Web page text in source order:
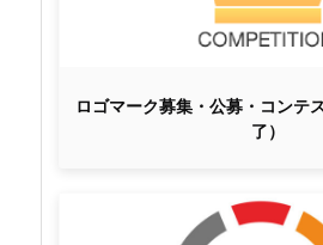
ロゴマーク募集・公募・コンテ
了）